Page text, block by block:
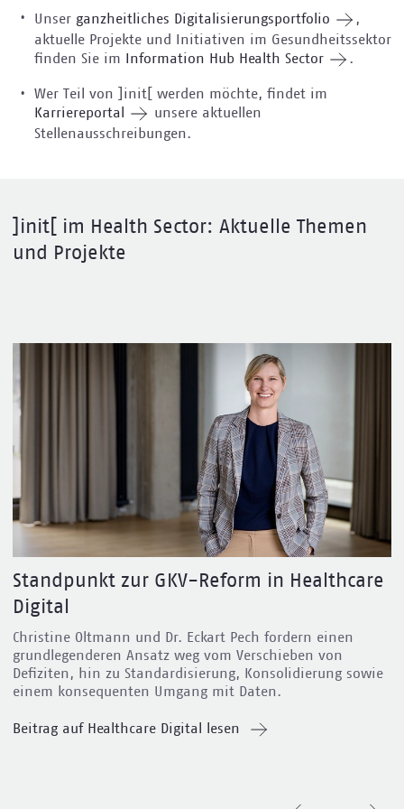
Unser ganzheitliches Digitalisierungsportfolio
,
aktuelle Projekte und Initiativen im Gesundheitssektor
finden Sie im
Information Hub Health Sector .
Wer Teil von ]init[ werden möchte, findet im
Karriereportal
unsere aktuellen
Stellenausschreibungen.
]init[ im Health Sector: Aktuelle Themen
und Projekte
Standpunkt zur GKV-Reform in Healthcare
Digital
Christine Oltmann und Dr. Eckart Pech fordern einen
grundlegenderen Ansatz weg vom Verschieben von
Defiziten, hin zu Standardisierung, Konsolidierung sowie
einem konsequenten Umgang mit Daten.
Beitrag auf Healthcare Digital lesen